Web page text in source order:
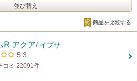
並び替え
商品を比較する
R アクア/ イプサ
5.3
コミ 22091件